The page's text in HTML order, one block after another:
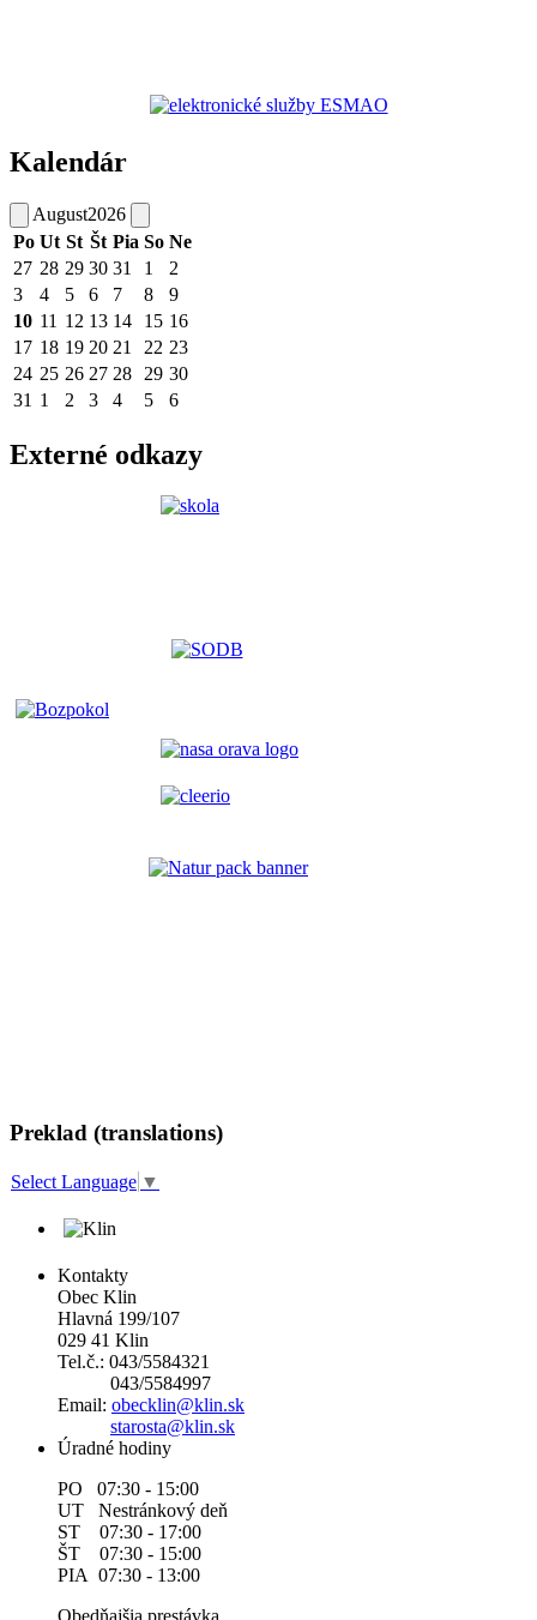
Kalendár
August2026
Po Ut St Št Pia So Ne
27 28 29 30 31 1
2
3
4 5 6 7 8
9
10 11 12 13 14 15 16
17 18 19 20 21 22 23
24 25 26 27 28 29 30
31 1 2 3 4 5 6
Externé odkazy
Preklad (translations)
Select Language ▼
Kontakty
Obec Klin
Hlavná 199/107
029 41 Klin
Tel.č.: 043/5584321
043/5584997
Email: obecklin@klin.sk
starosta@klin.sk
Úradné hodiny
PO 07:30 - 15:00
UT Nestránkový deň
ST 07:30 - 17:00
ŠT 07:30 - 15:00
PIA 07:30 - 13:00
Obedňajšia prestávka